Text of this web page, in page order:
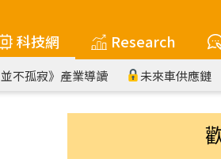
科技網 Research
並不孤寂》產業導讀 未來車供應鏈